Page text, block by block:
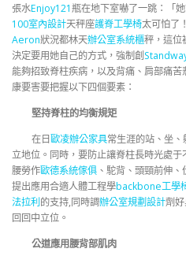
張水Enjoy121瓶在地下室嚇了一跳：「
100室內設計天秤座護脊工學椅太可怕了
Aeron狀況都林天辦公室系統櫃秤，這位
決定要用她自己的方式，強制創
能夠招致脊柱疾病，以及背痛、肩部痛
康要害要把握以下四個要素：
堅持脊柱的均衡規矩
在日歐凌辦公家具常生涯的站、坐
立地位。同時，要防止讓脊柱長時光處于
腰勞作歐德系統傢俱 、駝背、頭頸前伸
提出應用合適人體工程學backbone工學
法拉利的支持,同時調辦公室規劃設計劑
回回中立位。
公道應用腰背部肌肉